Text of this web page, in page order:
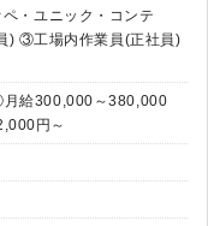
・ユニック・コンテ
) ③工場内作業員(正社員)
給300,000～380,000
円～